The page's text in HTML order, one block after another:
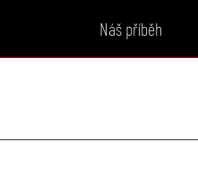
Náš příběh